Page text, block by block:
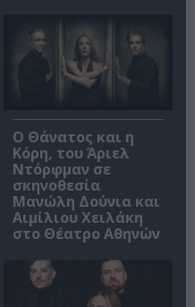
Ο Θάνατος και η
Κόρη, του Άριελ
Ντόρφμαν σε
σκηνοθεσία
Μανώλη Δούνια και
Αιμίλιου Χειλάκη
στο Θέατρο Αθηνών